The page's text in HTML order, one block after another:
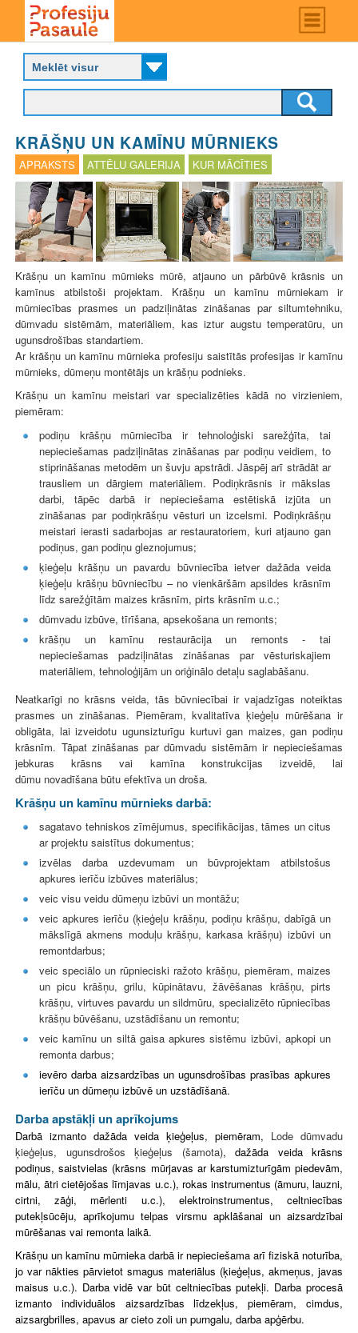
main
content
Main
menu
P
o
f
e
i
j
u
p
a
s
a
u
l
e
KRĀŠŅU UN KAMĪNU MŪRNIEKS
APRAKSTS ATTĒLU GALERIJA KUR MĀCĪTIES
Krāšņu un kamīnu mūrnieks mūrē, atjauno un pārbūvē krāsnis un
kamīnus atbilstoši projektam. Krāšņu un kamīnu mūrniekam ir
mūrniecības prasmes un padziļinātas zināšanas par siltumtehniku,
dūmvadu sistēmām, materiāliem, kas iztur augstu temperatūru, un
ugunsdrošības standartiem.
Ar krāšņu un kamīnu mūrnieka profesiju saistītās profesijas ir kamīnu
mūrnieks, dūmeņu montētājs un krāšņu podnieks.
Krāšņu un kamīnu meistari var specializēties kādā no virzieniem,
piemēram:
podiņu krāšņu mūrniecība ir tehnoloģiski sarežģīta, tai
nepieciešamas padziļinātas zināšanas par podiņu veidiem, to
stiprināšanas metodēm un šuvju apstrādi. Jāspēj arī strādāt ar
trausliem un dārgiem materiāliem. Podiņkrāsnis ir mākslas
darbi, tāpēc darbā ir nepieciešama estētiskā izjūta un
zināšanas par podiņkrāšņu vēsturi un izcelsmi. Podiņkrāšņu
meistari ierasti sadarbojas ar restauratoriem, kuri atjauno gan
podiņus, gan podiņu gleznojumus;
ķieģeļu krāšņu un pavardu būvniecība ietver dažāda veida
ķieģeļu krāšņu būvniecību – no vienkāršām apsildes krāsnīm
līdz sarežģītām maizes krāsnīm, pirts krāsnīm u.c.;
dūmvadu izbūve, tīrīšana, apsekošana un remonts;
krāšņu un kamīnu restaurācija un remonts - tai
nepieciešamas padziļinātas zināšanas par vēsturiskajiem
materiāliem, tehnoloģijām un oriģinālo detaļu saglabāšanu.
Neatkarīgi no krāsns veida, tās būvniecībai ir vajadzīgas noteiktas
prasmes un zināšanas. Piemēram, kvalitatīva ķieģeļu mūrēšana ir
obligāta, lai izveidotu ugunsizturīgu kurtuvi gan maizes, gan podiņu
krāsnīm. Tāpat zināšanas par dūmvadu sistēmām ir nepieciešamas
jebkuras krāsns vai kamīna konstrukcijas izveidē, lai
dūmu novadīšana būtu efektīva un droša.
Krāšņu un kamīnu mūrnieks darbā:
sagatavo tehniskos zīmējumus, specifikācijas, tāmes un citus
ar projektu saistītus dokumentus;
izvēlas darba uzdevumam un būvprojektam atbilstošus
apkures ierīču izbūves materiālus;
veic visu veidu dūmeņu izbūvi un montāžu;
veic apkures ierīču (ķieģeļu krāšņu, podiņu krāšņu, dabīgā un
mākslīgā akmens moduļu krāšņu, karkasa krāšņu) izbūvi un
remontdarbus;
veic speciālo un rūpnieciski ražoto krāšņu, piemēram, maizes
un picu krāšņu, grilu, kūpinātavu, žāvēšanas krāšņu, pirts
krāšņu, virtuves pavardu un sildmūru, specializēto rūpniecības
krāšņu būvēšanu, uzstādīšanu un remontu;
veic kamīnu un siltā gaisa apkures sistēmu izbūvi, apkopi un
remonta darbus;
ievēro darba aizsardzības un ugunsdrošības prasības apkures
ierīču un dūmeņu izbūvē un uzstādīšanā.
Darba apstākļi un aprīkojums
Darbā izmanto dažāda veida ķieģeļus, piemēram, Lode dūmvadu
ķieģeļus, ugunsdrošos ķieģeļus (šamota), dažāda veida krāsns
podiņus, saistvielas (krāsns mūrjavas ar karstumizturīgām piedevām,
mālu, ātri cietējošas līmjavas u.c.), rokas instrumentus (āmuru, lauzni,
cirtni, zāģi, mērlenti u.c.), elektroinstrumentus, celtniecības
putekļsūcēju, aprīkojumu telpas virsmu apklāšanai un aizsardzībai
mūrēšanas vai remonta laikā.
Krāšņu un kamīnu mūrnieka darbā ir nepieciešama arī fiziskā noturība,
jo var nākties pārvietot smagus materiālus (ķieģeļus, akmeņus, javas
maisus u.c.). Darba vidē var būt celtniecības putekļi. Darba procesā
izmanto individuālos aizsardzības līdzekļus, piemēram, cimdus,
aizsargbrilles, apavus ar cieto zoli un purngalu, darba apģērbu.